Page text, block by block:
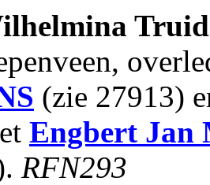
(zie 27913)
Engbert Jan
RFN293